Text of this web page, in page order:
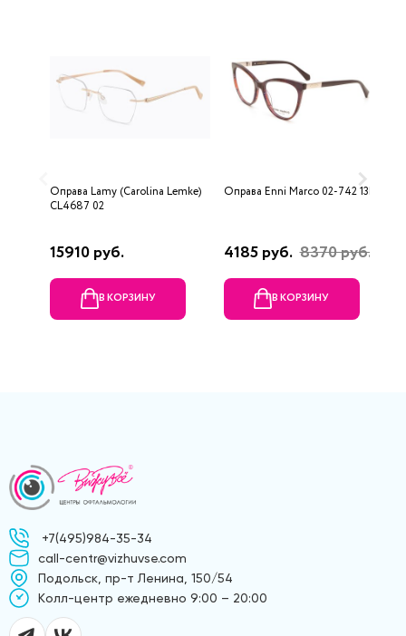
Оправа Lamy (Carolina Lemke)
CL4687 02
15910 руб.
В КОРЗИНУ
Оправа Enni Marco 02-742 13P
4185 руб. 8370 руб.
В КОРЗИНУ
+7(495)984-35-34
call-centr@vizhuvse.com
Подольск, пр-т Ленина, 150/54
Kолл-центр ежедневно 9:00 – 20:00